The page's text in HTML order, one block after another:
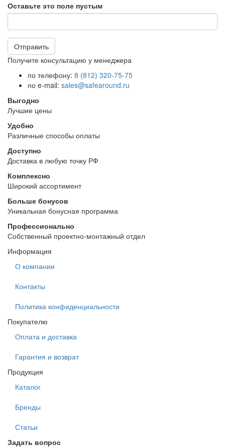
Оставьте это поле пустым
Отправить
Получите консультацию у менеджера
по телефону: 8 (812) 320-75-75
по e-mail: sales@safearound.ru
Выгодно
Лучшие цены
Удобно
Различные способы оплаты
Доступно
Доставка в любую точку РФ
Комплексно
Широкий ассортимент
Больше бонусов
Уникальная бонусная программа
Профессионально
Собственный проектно-монтажный отдел
Информация
О компании
Контакты
Политика конфиденциальности
Покупателю
Оплата и доставка
Гарантия и возврат
Продукция
Каталог
Бренды
Статьи
Задать вопрос